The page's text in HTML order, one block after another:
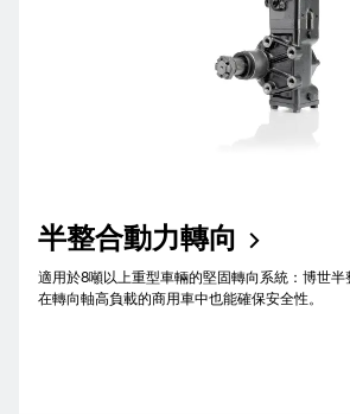
半整合動力轉向
適用於8噸以上重型車輛的堅固轉向系統：博世
在轉向軸高負載的商用車中也能確保安全性。